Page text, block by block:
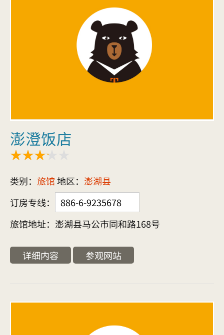
澎澄饭店
类别： 旅馆地区： 澎湖县
订房专线：
886-6-9235678
旅馆地址：澎湖县马公市同和路168号
详细内容 参观网站